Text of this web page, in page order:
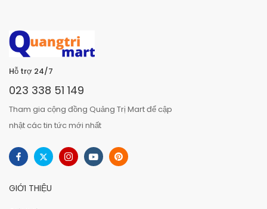
Hỗ trợ 24/7
023 338 51 149
Tham gia cộng đồng Quảng Trị Mart để cập
nhật các tin tức mới nhất
GIỚI THIỆU